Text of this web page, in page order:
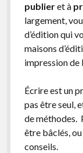
publieret à
largement,
d’édition qui
maisons
impression de
Écrire est un
pas être seul,
de méthodes.
être bâclés,
conseils.